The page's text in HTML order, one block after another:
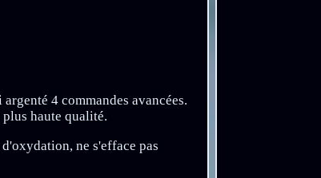
4 commandes avancées.
haute qualité.
ne s'efface pas